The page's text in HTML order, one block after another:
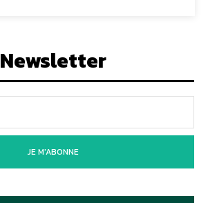
Newsletter
JE M'ABONNE